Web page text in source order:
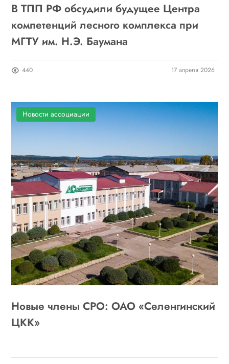
В ТПП РФ обсудили будущее Центра
компетенций лесного комплекса при
МГТУ им. Н.Э. Баумана
440 17 апреля 2026
Новости ассоциации
Новые члены СРО: ОАО «Селенгинский
ЦКК»